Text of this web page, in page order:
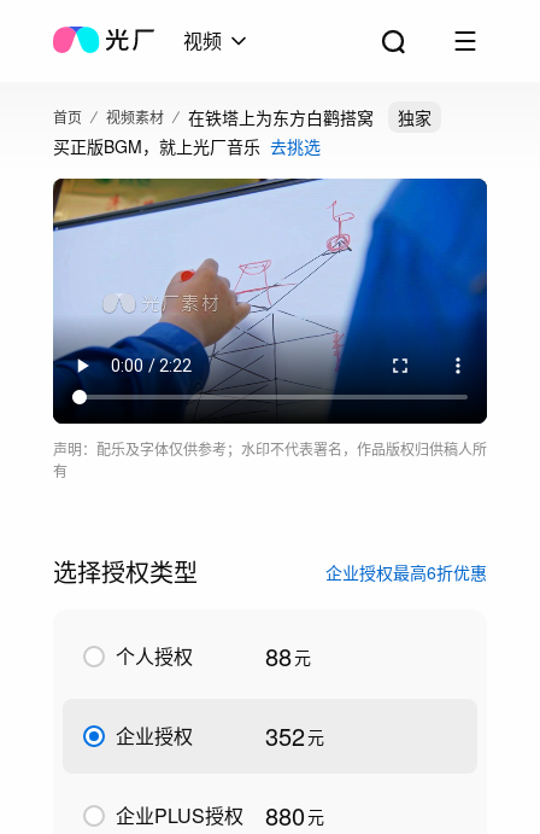
视频
首页 视频素材 在铁塔上为东方白鹳搭窝
独家
买正版BGM，就上光厂音乐 去挑选
声明：配乐及字体仅供参考；水印不代表署名，作品版权归供稿人所
有
选择授权类型 企业授权最高6折优惠
个人授权 88元
企业授权 352元
企业PLUS授权 880元